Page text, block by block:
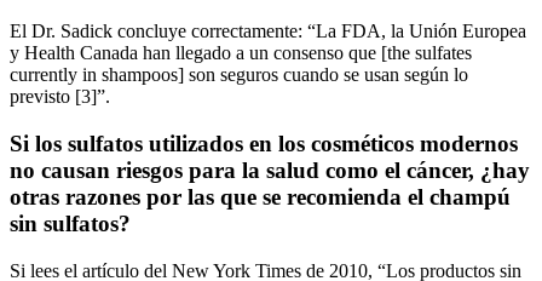
El Dr. Sadick concluye correctamente: “La FDA, la Unión Europea
y Health Canada han llegado a un consenso que [the sulfates
currently in shampoos] son seguros cuando se usan según lo
previsto [3]”.
Si los sulfatos utilizados en los cosméticos modernos
no causan riesgos para la salud como el cáncer, ¿hay
otras razones por las que se recomienda el champú
sin sulfatos?
Si lees el artículo del New York Times de 2010, “Los productos sin